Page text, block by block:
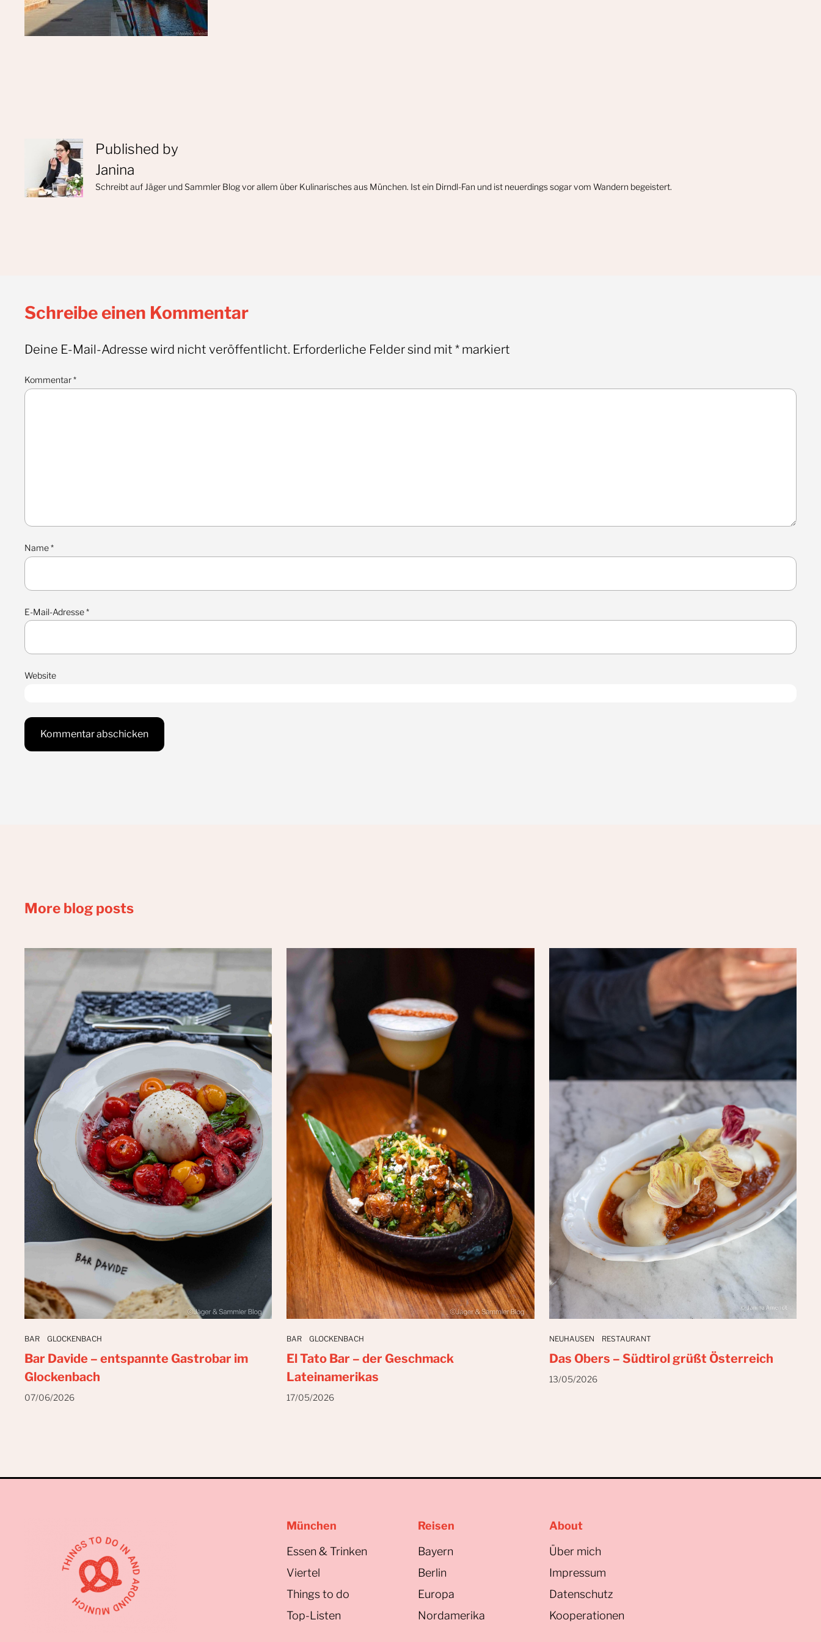
Published by
Janina
Schreibt auf Jäger und Sammler Blog vor allem über Kulinarisches aus München. Ist ein Dirndl-Fan und ist neuerdings sogar vom Wandern begeistert.
Schreibe einen Kommentar
Deine E-Mail-Adresse wird nicht veröffentlicht. Erforderliche Felder sind mit * markiert
Kommentar*
Name*
E-Mail-Adresse*
Website
More blog posts
BAR GLOCKENBACH
Bar Davide – entspannte Gastrobar im
Glockenbach
07/06/2026
BAR GLOCKENBACH
El Tato Bar – der Geschmack
Lateinamerikas
17/05/2026
NEUHAUSEN RESTAURANT
Das Obers – Südtirol grüßt Österreich
13/05/2026
München
Essen & Trinken
Viertel
Things to do
Top-Listen
Reisen
Bayern
Berlin
Europa
Nordamerika
About
Über mich
Impressum
Datenschutz
Kooperationen